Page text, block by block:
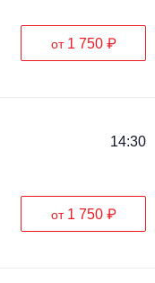
от 1 750 ₽
14:30
от 1 750 ₽